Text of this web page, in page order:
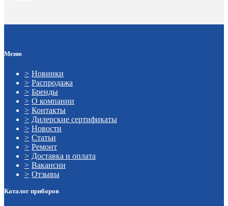
Меню
Новинки
Распродажа
Бренды
О компании
Контакты
Дилерские сертификаты
Новости
Статьи
Ремонт
Доставка и оплата
Вакансии
Отзывы
Каталог приборов